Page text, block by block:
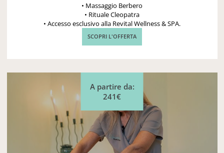
• Massaggio Berbero
• Rituale Cleopatra
• Accesso esclusivo alla Revital Wellness & SPA.
SCOPRI L'OFFERTA
A partire da:
241€